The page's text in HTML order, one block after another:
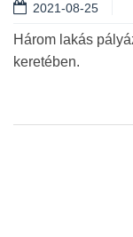
2021-08-25
Három lakás
keretében.